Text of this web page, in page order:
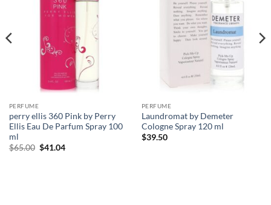
PERFUME
perry ellis 360 Pink by Perry
Ellis Eau De Parfum Spray 100
ml
$65.00 원
$41.04현
PERFUME
Laundromat by Demeter
Cologne Spray 120 ml
$39.50